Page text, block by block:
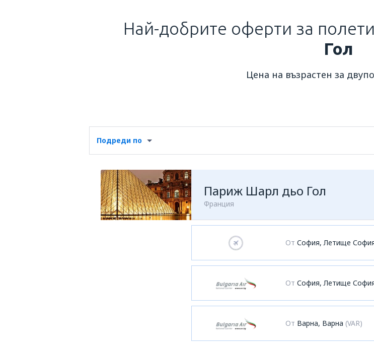
Най-добрите оферти за полети
Гол
Цена на възрастен за
Подреди по
Париж Шарл дьо Гол
Франция
ОтСофия, Летище
ОтСофия, Летище
От Варна, Варна (VAR)